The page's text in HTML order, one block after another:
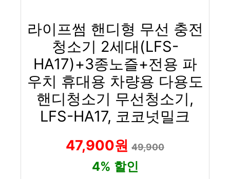
라이프썸 핸디형 무선 충전
청소기 2세대(LFS-
HA17)+3종노즐+전용 파
우치 휴대용 차량용 다용도
핸디청소기 무선청소기,
LFS-HA17, 코코넛밀크
47,900원 49,900
4% 할인